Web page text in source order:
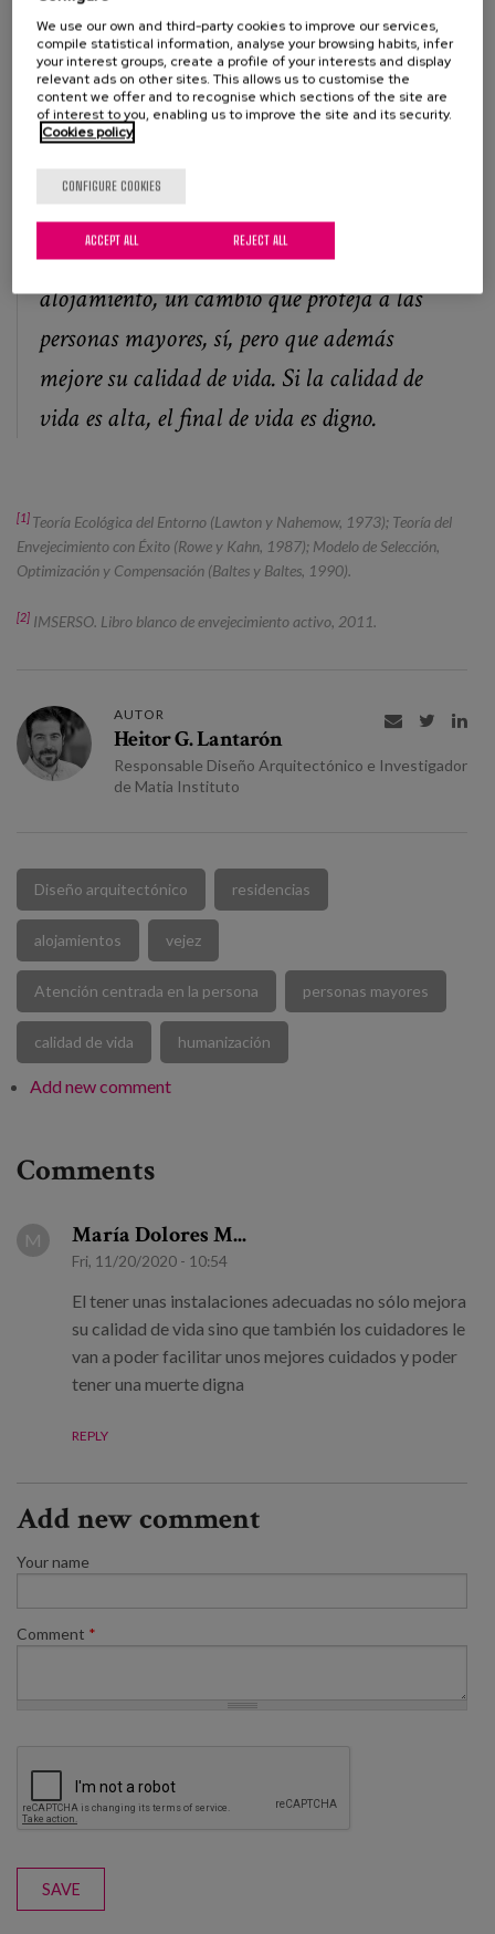
esto solo sirve para reafirmarme en mi postura. Creo
firmemente en la importancia de un diseño apropiado del
entorno orientado a la mejora de la calidad de vida.
No solo estamos ante la oportunidad de
proteger a las personas mayores, también
de mejorar su bienestar. Es el momento de
apostar por un cambio en el modelo de
alojamiento, un cambio que proteja a las
personas mayores, sí, pero que además
mejore su calidad de vida. Si la calidad de
vida es alta, el final de vida es digno.
[1] Teoría Ecológica del Entorno (Lawton y Nahemow, 1973); Teoría del
Envejecimiento con Éxito (Rowe y Kahn, 1987); Modelo de Selección,
Optimización y Compensación (Baltes y Baltes, 1990).
[2] IMSERSO. Libro blanco de envejecimiento activo, 2011.
AUTOR
Heitor G. Lantarón
Responsable Diseño Arquitectónico e Investigador
de Matia Instituto
  
Diseño arquitectónico residencias
alojamientos vejez
Atención centrada en la persona personas mayores
calidad de vida humanización
Add new comment
Comments
M María Dolores M...
Fri, 11/20/2020 - 10:54
El tener unas instalaciones adecuadas no sólo mejora
su calidad de vida sino que también los cuidadores le
van a poder facilitar unos mejores cuidados y poder
tener una muerte digna
REPLY
Add new comment
Your name
Comment *
SAVE
We use our own and third-party cookies to improve our services,
compile statistical information, analyse your browsing habits, infer
your interest groups, create a profile of your interests and display
relevant ads on other sites. This allows us to customise the
content we offer and to recognise which sections of the site are
of interest to you, enabling us to improve the site and its security.
Cookies policy
CONFIGURE COOKIES
REJECT ALL
ACCEPT ALL